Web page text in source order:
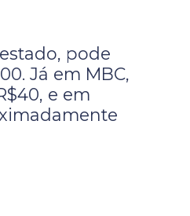
pode
Já em MBC,
e em